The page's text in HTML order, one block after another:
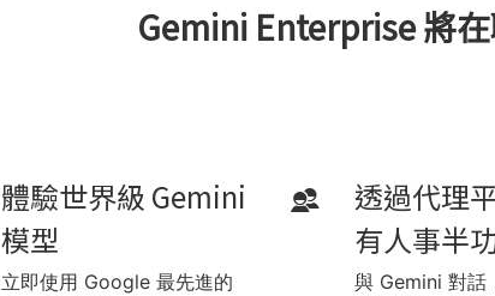
Gemini Enterprise 將
體驗世界級 Gemini
模型
立即使用 Google 最先進的
透過代理
有人事半
與 Gemini 對話